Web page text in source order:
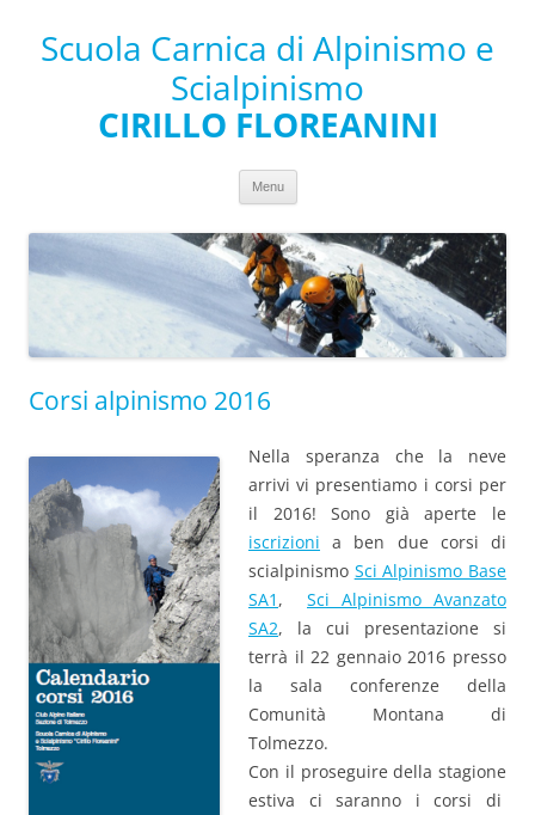
Scuola Carnica di Alpinismo e
Scialpinismo
CIRILLO FLOREANINI
Menu Vai al contenuto
Corsi alpinismo 2016
Nella speranza che la neve
arrivi vi presentiamo i corsi per
il 2016! Sono già aperte le
iscrizioni a ben due corsi di
scialpinismo Sci Alpinismo Base
SA1 , Sci Alpinismo Avanzato
SA2, la cui presentazione si
terrà il 22 gennaio 2016 presso
la sala conferenze della
Comunità Montana di
Tolmezzo.
Con il proseguire della stagione
estiva ci saranno i corsi di